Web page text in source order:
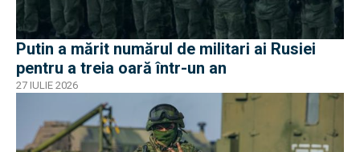
Putin a mărit numărul de militari ai Rusiei
pentru a treia oară într-un an
27 IULIE 2026